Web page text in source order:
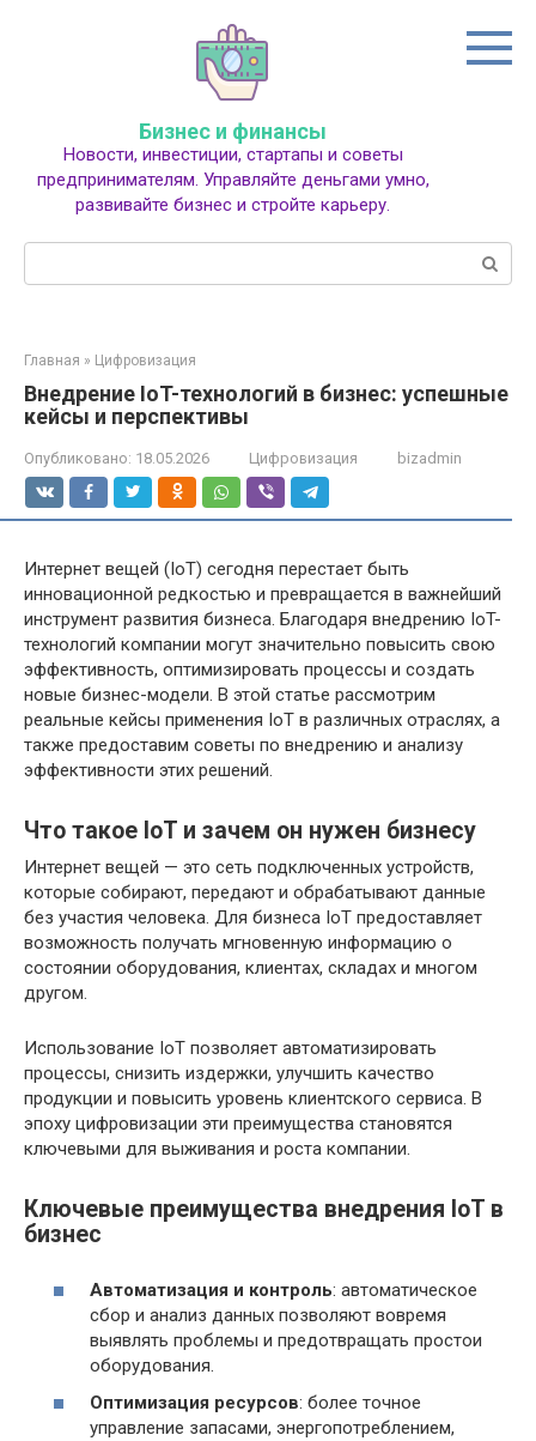
Бизнес и финансы
Новости, инвестиции, стартапы и советы
предпринимателям. Управляйте деньгами умно,
развивайте бизнес и стройте карьеру.
Главная » Цифровизация
Внедрение IoT-технологий в бизнес: успешные
кейсы и перспективы
Опубликовано: 18.05.2026 Цифровизация bizadmin
Интернет вещей (IoT) сегодня перестает быть
инновационной редкостью и превращается в важнейший
инструмент развития бизнеса. Благодаря внедрению IoT-
технологий компании могут значительно повысить свою
эффективность, оптимизировать процессы и создать
новые бизнес-модели. В этой статье рассмотрим
реальные кейсы применения IoT в различных отраслях, а
также предоставим советы по внедрению и анализу
эффективности этих решений.
Что такое IoT и зачем он нужен бизнесу
Интернет вещей — это сеть подключенных устройств,
которые собирают, передают и обрабатывают данные
без участия человека. Для бизнеса IoT предоставляет
возможность получать мгновенную информацию о
состоянии оборудования, клиентах, складах и многом
другом.
Использование IoT позволяет автоматизировать
процессы, снизить издержки, улучшить качество
продукции и повысить уровень клиентского сервиса. В
эпоху цифровизации эти преимущества становятся
ключевыми для выживания и роста компании.
Ключевые преимущества внедрения IoT в
бизнес
Автоматизация и контроль: автоматическое
сбор и анализ данных позволяют вовремя
выявлять проблемы и предотвращать простои
оборудования.
Оптимизация ресурсов: более точное
управление запасами, энергопотреблением,